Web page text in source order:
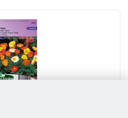
d'Islande Artist's Glory